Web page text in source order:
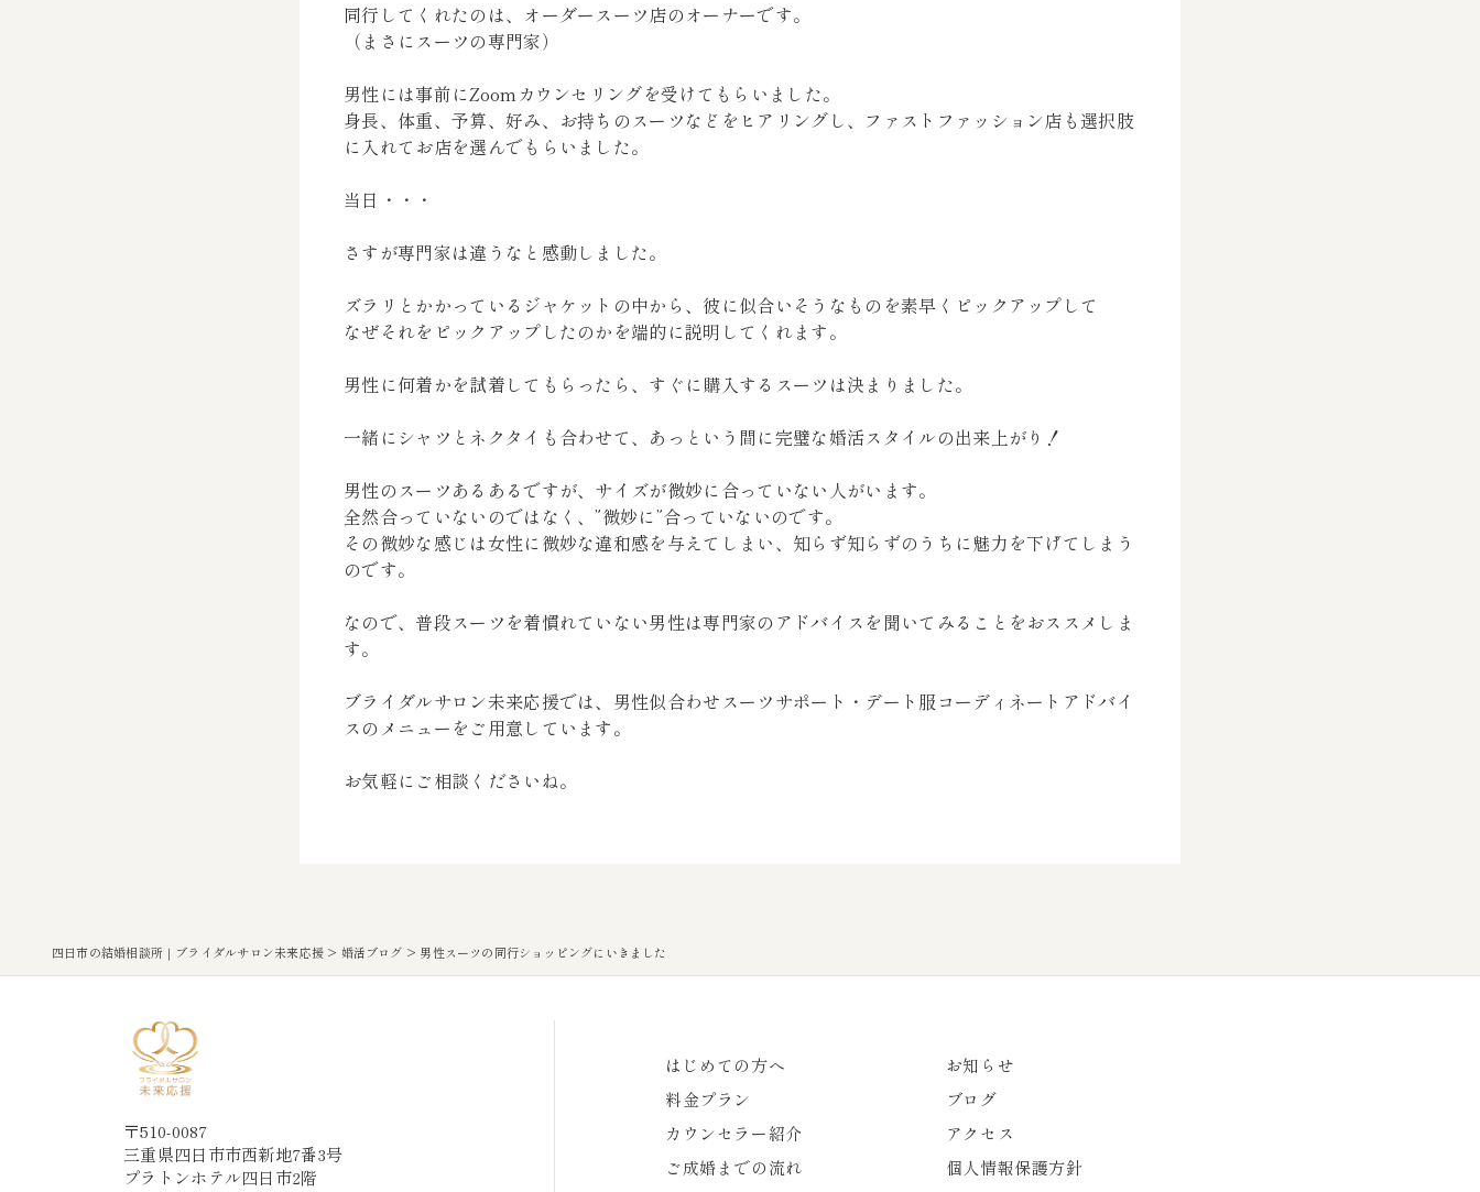
同行してくれたのは、オーダースーツ店のオーナーです。
（まさにスーツの専門家）
男性には事前にZoomカウンセリングを受けてもらいました。
身長、体重、予算、好み、お持ちのスーツなどをヒアリングし、ファストファッション店も選択肢
に入れてお店を選んでもらいました。
当日・・・
さすが専門家は違うなと感動しました。
ズラリとかかっているジャケットの中から、彼に似合いそうなものを素早くピックアップして
なぜそれをピックアップしたのかを端的に説明してくれます。
男性に何着かを試着してもらったら、すぐに購入するスーツは決まりました。
一緒にシャツとネクタイも合わせて、あっという間に完璧な婚活スタイルの出来上がり！
男性のスーツあるあるですが、サイズが微妙に合っていない人がいます。
全然合っていないのではなく、”微妙に”合っていないのです。
その微妙な感じは女性に微妙な違和感を与えてしまい、知らず知らずのうちに魅力を下げてしまう
のです。
なので、普段スーツを着慣れていない男性は専門家のアドバイスを聞いてみることをおススメしま
す。
ブライダルサロン未来応援では、男性似合わせスーツサポート・デート服コーディネートアドバイ
スのメニューをご用意しています。
お気軽にご相談くださいね。
四日市の結婚相談所｜ブライダルサロン未来応援> 婚活ブログ > 男性スーツの同行ショッピングにいきました
〒510-0087
三重県四日市市西新地7番3号
プラトンホテル四日市2階
はじめての方へ
料金プラン
カウンセラー紹介
ご成婚までの流れ
お知らせ
ブログ
アクセス
個人情報保護方針